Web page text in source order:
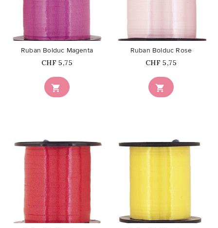

Ruban Bolduc Magenta
Prix
CHF 5,75

Ruban Bolduc Rose
Prix
CHF 5,75